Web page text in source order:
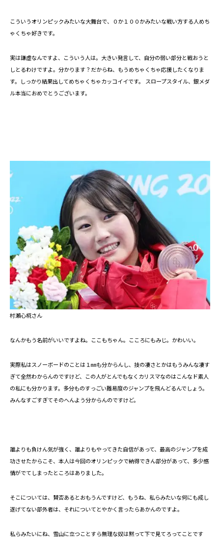
こういうオリンピックみたいな大舞台で、０か１００かみたいな戦い方する人めち
ゃくちゃ好きです。
実は謙虚なんですよ、こういう人は。大きい発言して、自分の弱い部分と戦おうと
しとるわけですよ。分かります？だからね、もうめちゃくちゃ応援したくなりま
す。しっかり結果出してめちゃくちゃカッコイイです。 スロープスタイル、銀メダ
ル本当におめでとうございます。
村瀬心椛さん
なんかもう名前がいいですよね。ここもちゃん。こころにもみじ。かわいい。
実際私はスノーボードのことは１㎜も分からんし、技の凄さとかはもうみんな凄す
ぎて全然わからんのですけど、この人がとんでもなくカリスマなのはこんなド素人
の私にも分かります。多分ものすっごい難易度のジャンプを飛んどるんでしょう。
みんなすごすぎてそのへんよう分からんのですけど。
誰よりも負けん気が強く、誰よりもやってきた自信があって、最高のジャンプを成
功させたからこそ、本人は今回のオリンピックで納得できん部分があって、多少感
情がでてしまったところはありました。
そこについては、賛否あるとおもうんですけど、もうね、私らみたいな何にも成し
遂げてない部外者は、それについてとやかく言ったらあかんのですよ。
私らみたいにね、雪山に立つことすら無理な奴は黙って下で見てろってことです